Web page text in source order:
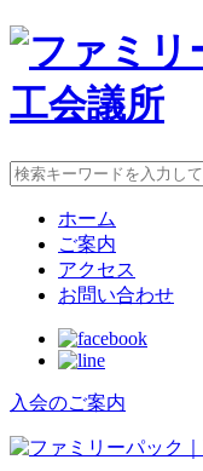
ホーム
ご案内
アクセス
お問い合わせ
入会のご案内